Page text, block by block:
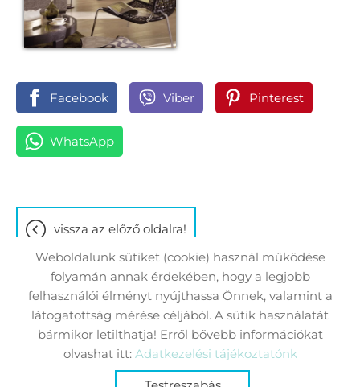
Facebook Viber Pinterest
WhatsApp
vissza az előző oldalra!
Oldal információk
Adatkezelési tájékoztató
Impresszum
Sütik kezelése
Weboldalunk sütiket (cookie) használ működése
folyamán annak érdekében, hogy a legjobb
felhasználói élményt nyújthassa Önnek, valamint a
látogatottság mérése céljából. A sütik használatát
bármikor letilthatja! Erről bővebb információkat
olvashat itt: Adatkezelési tájékoztatónk